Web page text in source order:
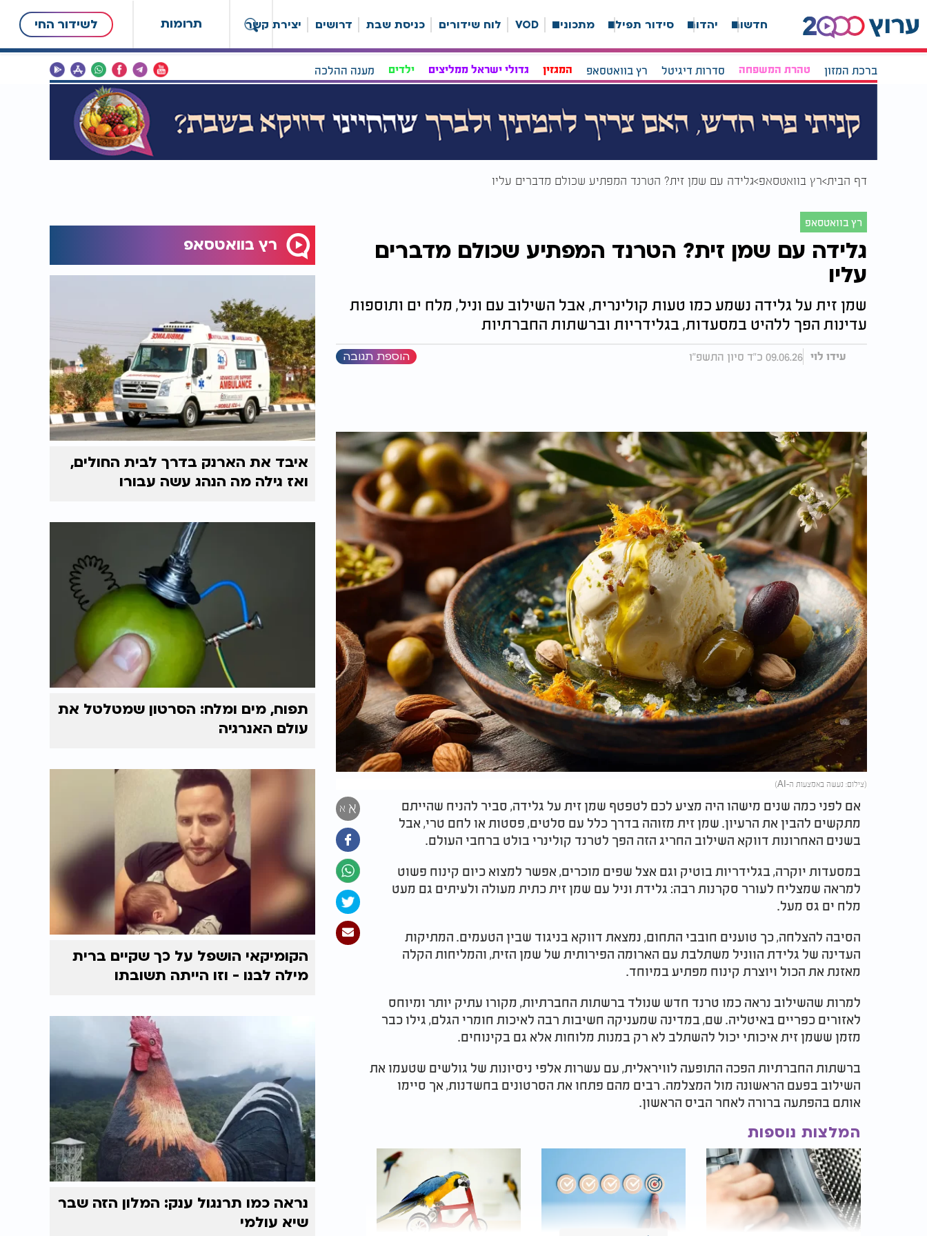
תרומות לשידור החי חדשות יהדות סידור תפילה מתכונים VOD לוח שידורים כניסת שבת דרושים יצירת קשר
ברכת המזון טהרת המשפחה סדרות דיגיטל רץ בוואטסאפ המגזין גדולי ישראל ממליצים ילדים מענה ההלכה
דף הבית רץ בוואטסאפ גלידה עם שמן זית? הטרנד המפתיע שכולם מדברים עליו
רץ בוואטסאפ
גלידה עם שמן זית? הטרנד המפתיע שכולם מדברים
עליו
שמן זית על גלידה נשמע כמו טעות קולינרית, אבל השילוב עם וניל, מלח ים ותוספות
עדינות הפך ללהיט במסעדות, בגלידריות וברשתות החברתיות
עידו לוי 09.06.26 כ"ד סיון התשפ"ו הוספת תגובה
(צילום: נעשה באמצעות ה-AI)
א א
אם לפני כמה שנים מישהו היה מציע לכם לטפטף שמן זית על גלידה, סביר להניח שהייתם
מתקשים להבין את הרעיון. שמן זית מזוהה בדרך כלל עם סלטים, פסטות או לחם טרי, אבל
בשנים האחרונות דווקא השילוב החריג הזה הפך לטרנד קולינרי בולט ברחבי העולם.
במסעדות יוקרה, בגלידריות בוטיק וגם אצל שפים מוכרים, אפשר למצוא כיום קינוח פשוט
למראה שמצליח לעורר סקרנות רבה: גלידת וניל עם שמן זית כתית מעולה ולעיתים גם מעט
מלח ים גס מעל.
הסיבה להצלחה, כך טוענים חובבי התחום, נמצאת דווקא בניגוד שבין הטעמים. המתיקות
העדינה של גלידת הווניל משתלבת עם הארומה הפירותית של שמן הזית, והמליחות הקלה
מאזנת את הכול ויוצרת קינוח מפתיע במיוחד.
למרות שהשילוב נראה כמו טרנד חדש שנולד ברשתות החברתיות, מקורו עתיק יותר ומיוחס
לאזורים כפריים באיטליה. שם, במדינה שמעניקה חשיבות רבה לאיכות חומרי הגלם, גילו כבר
מזמן ששמן זית איכותי יכול להשתלב לא רק במנות מלוחות אלא גם בקינוחים.
ברשתות החברתיות הפכה התופעה לוויראלית, עם עשרות אלפי ניסיונות של גולשים שטעמו את
השילוב בפעם הראשונה מול המצלמה. רבים מהם פתחו את הסרטונים בחשדנות, אך סיימו
אותם בהפתעה ברורה לאחר הביס הראשון.
המלצות נוספות
רץ בוואטסאפ
איבד את הארנק בדרך לבית החולים,
ואז גילה מה הנהג עשה עבורו
תפוח, מים ומלח: הסרטון שמטלטל את
עולם האנרגיה
הקומיקאי הושפל על כך שקיים ברית
מילה לבנו - וזו הייתה תשובתו
נראה כמו תרנגול ענק: המלון הזה שבר
שיא עולמי